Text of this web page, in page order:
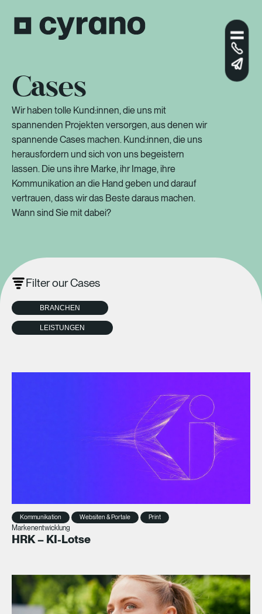
Cases
Wir haben tolle Kund:innen, die uns mit
spannenden Projekten versorgen, aus denen wir
spannende Cases machen. Kund:innen, die uns
herausfordern und sich von uns begeistern
lassen. Die uns ihre Marke, ihr Image, ihre
Kommunikation an die Hand geben und darauf
vertrauen, dass wir das Beste daraus machen.
Wann sind Sie mit dabei?
Filter our Cases
BRANCHEN
LEISTUNGEN
Kommunikation Websiten & Portale Print
Markenentwicklung
HRK – KI-Lotse